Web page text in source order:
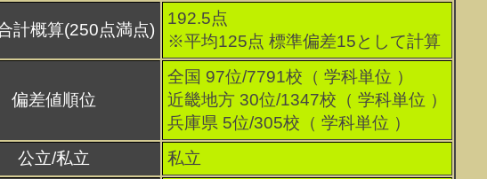
計概算(250点満点)
192.5点
※平均125点 標準偏差15として計算
偏差値順位
全国 97位/7791校（ 学科単位 ）
近畿地方 30位/1347校（ 学科単位 ）
兵庫県 5位/305校（ 学科単位 ）
公立/私立
私立